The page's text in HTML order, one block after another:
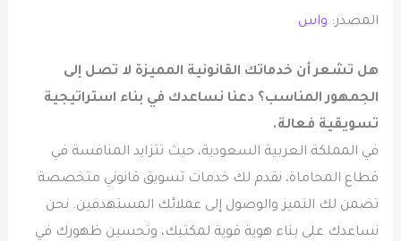
المصدر: واس
هل تشعر أن خدماتك القانونية المميزة لا تصل إلى
الجمهور المناسب؟ دعنا نساعدك في بناء استراتيجية
تسويقية فعالة.
في المملكة العربية السعودية، حيث تتزايد المنافسة في
قطاع المحاماة، نقدم لك خدمات تسويق قانوني متخصصة
تضمن لك التميز والوصول إلى عملائك المستهدفين. نحن
نساعدك على بناء هوية قوية لمكتبك، وتحسين ظهورك في